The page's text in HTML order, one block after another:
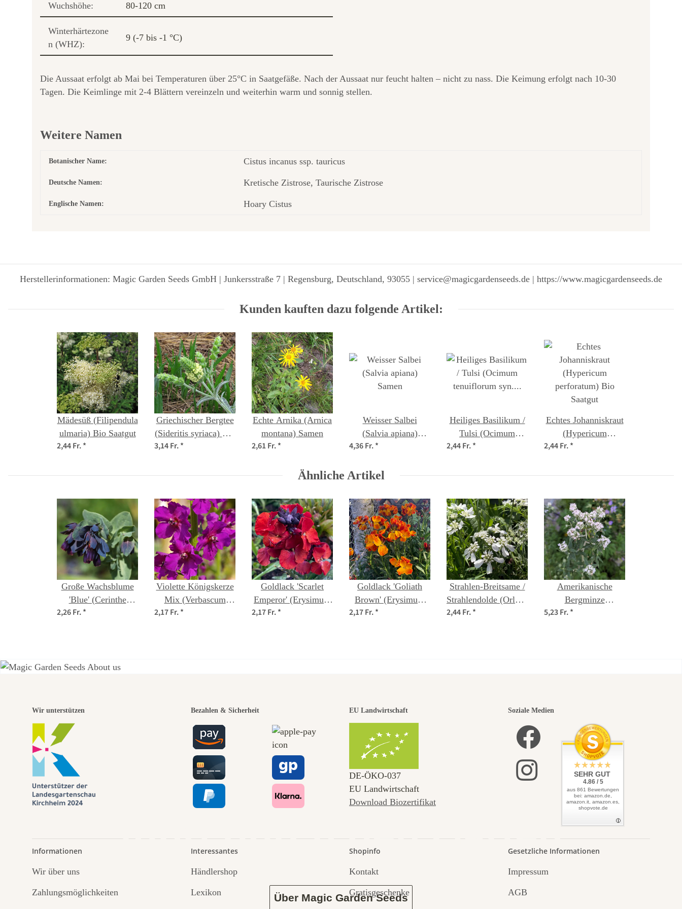
Wuchshöhe: 80-120 cm
Winterhärtezone
n (WHZ):
9 (-7 bis -1 °C)
Die Aussaat erfolgt ab Mai bei Temperaturen über 25°C in Saatgefäße. Nach der Aussaat nur feucht halten – nicht zu nass. Die Keimung erfolgt nach 10-30
Tagen. Die Keimlinge mit 2-4 Blättern vereinzeln und weiterhin warm und sonnig stellen.
Weitere Namen
Botanischer Name: Cistus incanus ssp. tauricus
Deutsche Namen: Kretische Zistrose, Taurische Zistrose
Englische Namen: Hoary Cistus
Herstellerinformationen: Magic Garden Seeds GmbH | Junkersstraße 7 | Regensburg, Deutschland, 93055 | service@magicgardenseeds.de | https://www.magicgardenseeds.de
Kunden kauften dazu folgende Artikel:
Mädesüß (Filipendula
ulmaria) Bio Saatgut
2,44 Fr.*
Griechischer Bergtee
(Sideritis syriaca) Bio
Saatgut
3,14 Fr.*
Echte Arnika (Arnica
montana) Samen
2,61 Fr.*
Weisser Salbei
(Salvia apiana)
Samen
4,36 Fr.*
Heiliges Basilikum /
Tulsi (Ocimum
tenuiflorum syn.
2,44 Fr.*
Echtes Johanniskraut
(Hypericum
perforatum) Bio
2,44 Fr.*
Ähnliche Artikel
Große Wachsblume
'Blue' (Cerinthe
major) Samen
2,26 Fr.*
Violette Königskerze
Mix (Verbascum
phoeniceum) Samen
2,17 Fr.*
Goldlack 'Scarlet
Emperor' (Erysimum
cheiri) Samen
2,17 Fr.*
Goldlack 'Goliath
Brown' (Erysimum
cheiri) Samen
2,17 Fr.*
Strahlen-Breitsame /
Strahlendolde (Orlaya
grandiflora) Samen
2,44 Fr.*
Amerikanische
Bergminze
(Pycnanthemum
5,23 Fr.*
Einer der schönsten
Wege zu uns selbst
führt durch den Garten
Über Magic Garden Seeds
Wir unterstützen Bezahlen & Sicherheit EU Landwirtschaft
DE‑ÖKO‑037
EU Landwirtschaft
Download Biozertifikat
Soziale Medien
SEHR GUT
4.86 / 5
aus 861 Bewertungen
bei: amazon.de,
amazon.it, amazon.es,
shopvote.de
Informationen
Wir über uns
Zahlungsmöglichkeiten
Interessantes
Händlershop
Lexikon
Shopinfo
Kontakt
Gratisgeschenke
Gesetzliche Informationen
Impressum
AGB